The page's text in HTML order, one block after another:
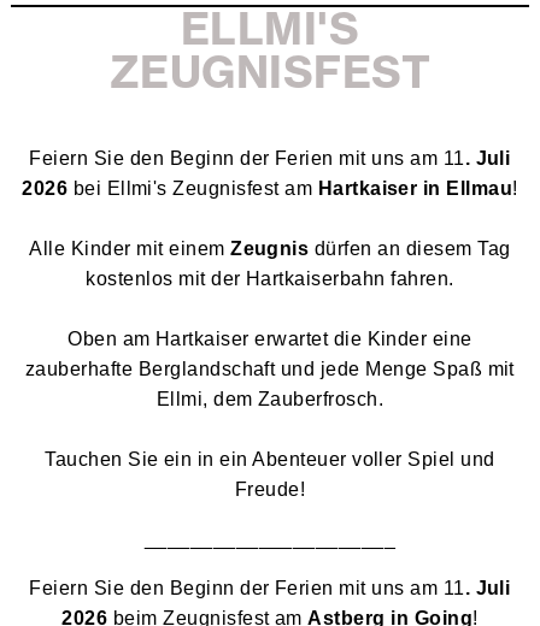
ELLMI'S
ZEUGNISFEST
Feiern Sie den Beginn der Ferien mit uns am 11. Juli
2026 bei Ellmi's Zeugnisfest am Hartkaiser in Ellmau!
Alle Kinder mit einemZeugnis dürfen an diesem Tag
kostenlos mit der Hartkaiserbahn fahren.
Oben am Hartkaiser erwartet die Kinder eine
zauberhafte Berglandschaft und jede Menge Spaß mit
Ellmi, dem Zauberfrosch.
Tauchen Sie ein in ein Abenteuer voller Spiel und
Freude!
Feiern Sie den Beginn der Ferien mit uns am 11. Juli
2026 beim Zeugnisfest amAstberg in Going!